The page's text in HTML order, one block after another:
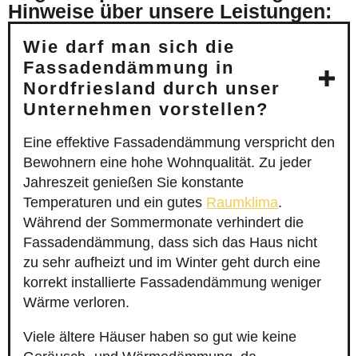
Hinweise über unsere Leistungen:
Wie darf man sich die
Fassadendämmung in
Nordfriesland durch unser
Unternehmen vorstellen?
Eine effektive Fassadendämmung verspricht den
Bewohnern eine hohe Wohnqualität. Zu jeder
Jahreszeit genießen Sie konstante
Temperaturen und ein gutes Raumklima.
Während der Sommermonate verhindert die
Fassadendämmung, dass sich das Haus nicht
zu sehr aufheizt und im Winter geht durch eine
korrekt installierte Fassadendämmung weniger
Wärme verloren.
Viele ältere Häuser haben so gut wie keine